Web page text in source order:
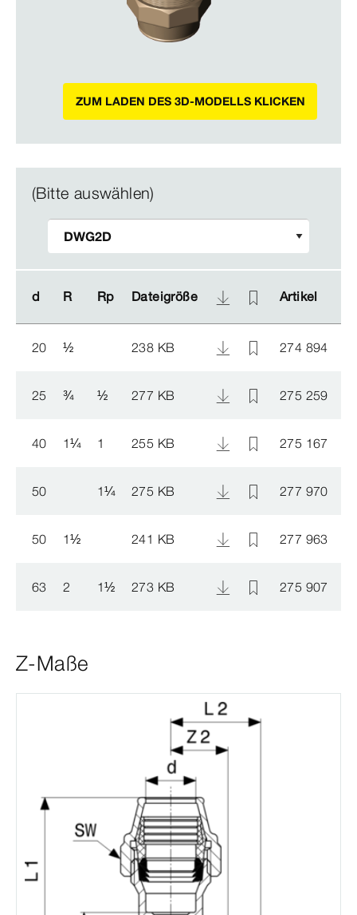
ZUM LADEN DES 3D-MODELLS KLICKEN
(Bitte auswählen)
d R Rp Dateigröße Artikel
d R Rp Dateigröße Artikel
20 ½ 238 KB 274 894
25 ¾ ½ 277 KB 275 259
40 1¼ 1 255 KB 275 167
50 1¼ 275 KB 277 970
50 1½ 241 KB 277 963
63 2 1½ 273 KB 275 907
Z-Maße